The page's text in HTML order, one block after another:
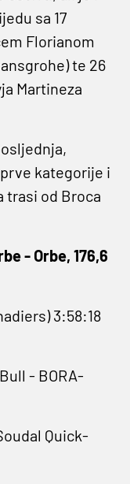
sa 17
Florianom
te 26
Martineza
kategorije i
trasi od Broca
- Orbe, 176,6
3:58:18
- BORA-
Quick-